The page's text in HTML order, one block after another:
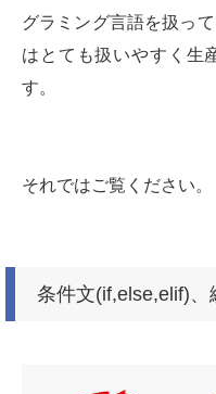
グラミング言語を扱っ
はとても扱いやすく生
す。
それではご覧ください。
条件文(if,else,elif)、